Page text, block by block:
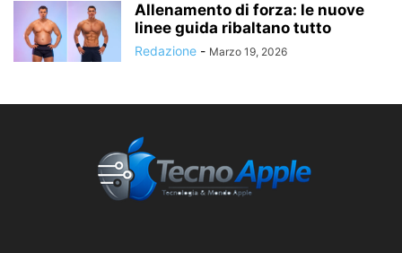
Allenamento di forza: le nuove
linee guida ribaltano tutto
Redazione - Marzo 19, 2026